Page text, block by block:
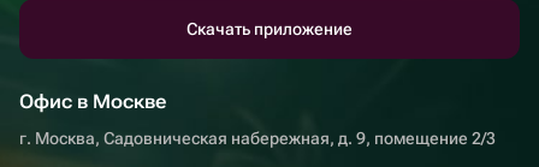
Скачать приложение
Офис в Москве
г. Москва, Садовническая набережная, д. 9, помещение 2/3